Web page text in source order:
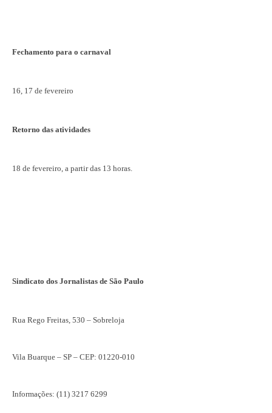
Fechamento para o carnaval
16, 17 de fevereiro
Retorno das atividades
18 de fevereiro, a partir das 13 horas.
Sindicato dos Jornalistas de São Paulo
Rua Rego Freitas, 530 – Sobreloja
Vila Buarque – SP – CEP: 01220-010
Informações: (11) 3217 6299